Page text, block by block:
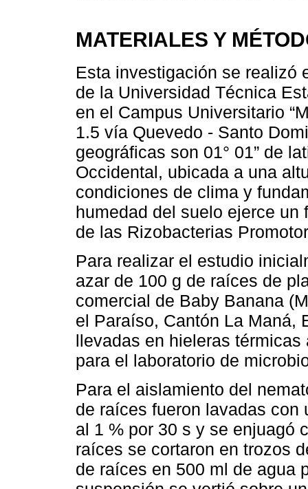
MATERIALES Y
Esta investigación se realizó
de la Universidad Técnica
en el Campus Universitario
1.5 vía Quevedo - Santo
geográficas son 01° 01” de
Occidental, ubicada a una
condiciones de clima y
humedad del suelo ejerce un
de las Rizobacterias
Para realizar el estudio
azar de 100 g de raíces de
comercial de Baby Banana
el Paraíso, Cantón La Maná,
llevadas en hieleras térmicas
para el laboratorio de
Para el aislamiento del
de raíces fueron lavadas
al 1 % por 30 s y se enjuagó
raíces se cortaron en trozos
de raíces en 500 ml de agua